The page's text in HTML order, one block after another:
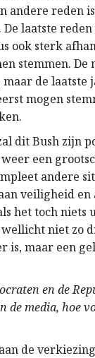
andere reden
laatste
ook sterk
stemmen.
de laatste
mogen
dit Bush zijn
een
andere
veiligheid
het toch niets
niet zo
is, maar een
en de
media, hoe
de